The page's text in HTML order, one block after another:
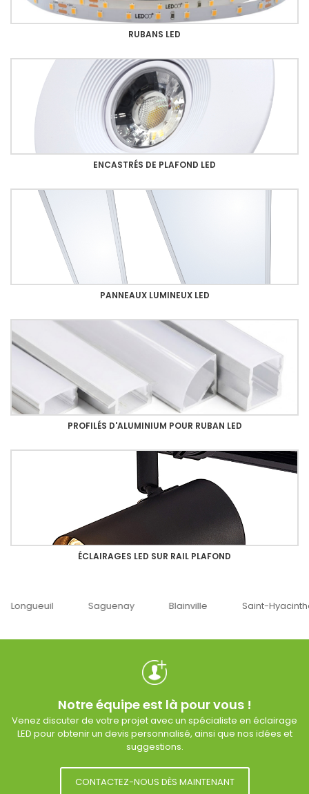
RUBANS LED
ENCASTRÉS DE PLAFOND LED
PANNEAUX LUMINEUX LED
PROFILÉS D'ALUMINIUM POUR RUBAN LED
ÉCLAIRAGES LED SUR RAIL PLAFOND
Blainville Saint-Hyacinthe Ottawa
Notre équipe est là pour vous !
Venez discuter de votre projet avec un spécialiste en éclairage
LED pour obtenir un devis personnalisé, ainsi que nos idées et
suggestions.
CONTACTEZ-NOUS DÈS MAINTENANT